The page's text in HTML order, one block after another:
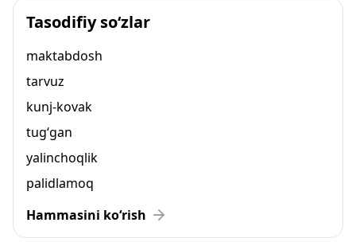
Tasodifiy so‘zlar
maktabdosh
tarvuz
kunj-kovak
tug‘gan
yalinchoqlik
palidlamoq
Hammasini ko‘rish